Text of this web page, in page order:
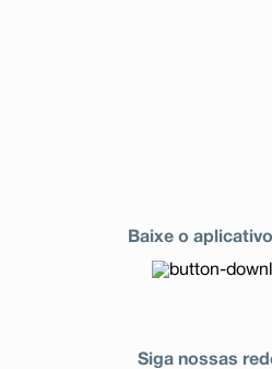
possui uma nova indicação
pesquisas tenham
aceitáveis, mesmo que
Baixe o
Siga nossas